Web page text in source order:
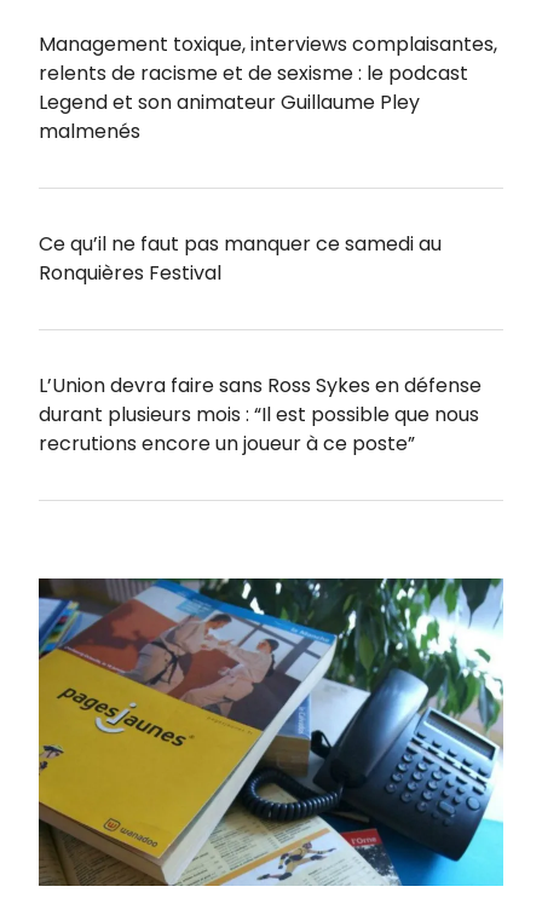
Management toxique, interviews complaisantes,
relents de racisme et de sexisme : le podcast
Legend et son animateur Guillaume Pley
malmenés
Ce qu’il ne faut pas manquer ce samedi au
Ronquières Festival
L’Union devra faire sans Ross Sykes en défense
durant plusieurs mois : “Il est possible que nous
recrutions encore un joueur à ce poste”